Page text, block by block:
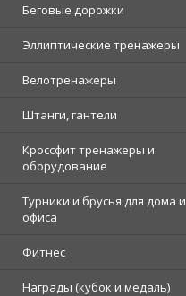
Беговые дорожки
Эллиптические тренажеры
Велотренажеры
Штанги, гантели
Кроссфит тренажеры и
оборудование
Турники и брусья для дома и
офиса
Фитнес
Награды (кубок и медаль)